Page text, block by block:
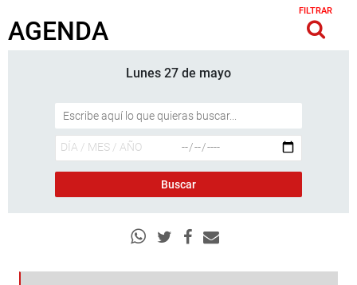
AGENDA
FILTRAR
Lunes 27 de mayo